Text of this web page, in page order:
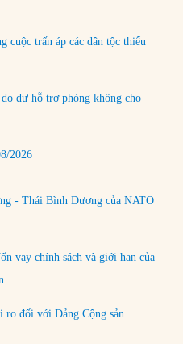
cuộc trấn áp các dân tộc thiểu
dự hỗ trợ phòng không cho
2026
- Thái Bình Dương của NATO
vay chính sách và giới hạn của
ro đối với Đảng Cộng sản